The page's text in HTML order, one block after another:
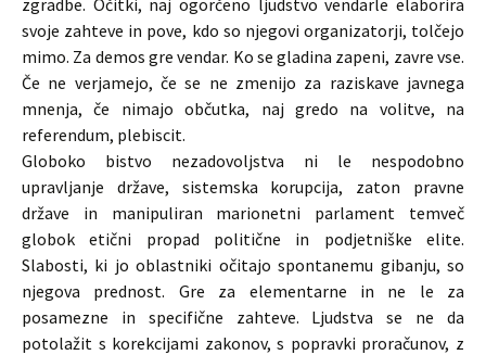
zgradbe. Očitki, naj ogorčeno ljudstvo vendarle elaborira
svoje zahteve in pove, kdo so njegovi organizatorji, tolčejo
mimo. Za demos gre vendar. Ko se gladina zapeni, zavre vse.
Če ne verjamejo, če se ne zmenijo za raziskave javnega
mnenja, če nimajo občutka, naj gredo na volitve, na
referendum, plebiscit.
Globoko bistvo nezadovoljstva ni le nespodobno
upravljanje države, sistemska korupcija, zaton pravne
države in manipuliran marionetni parlament temveč
globok etični propad politične in podjetniške elite.
Slabosti, ki jo oblastniki očitajo spontanemu gibanju, so
njegova prednost. Gre za elementarne in ne le za
posamezne in specifične zahteve. Ljudstva se ne da
potolažit s korekcijami zakonov, s popravki proračunov, z